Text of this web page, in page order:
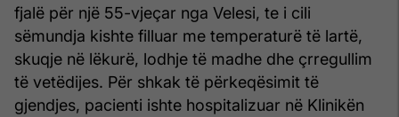
fjalë për një 55-vjeçar nga Velesi, te i cili
sëmundja kishte filluar me temperaturë të lartë,
skuqje në lëkurë, lodhje të madhe dhe çrregullim
të vetëdijes. Për shkak të përkeqësimit të
gjendjes, pacienti ishte hospitalizuar në Klinikën